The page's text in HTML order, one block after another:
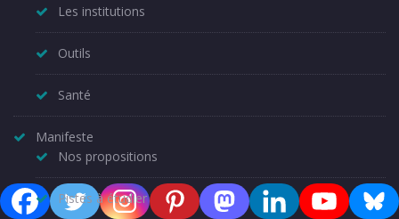
Les institutions
Outils
Santé
Manifeste
Nos propositions
Pistes à étudier